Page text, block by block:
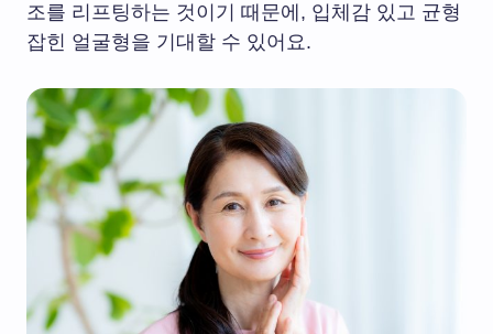
조를 리프팅하는 것이기 때문에, 입체감 있고 균형
잡힌 얼굴형을 기대할 수 있어요.